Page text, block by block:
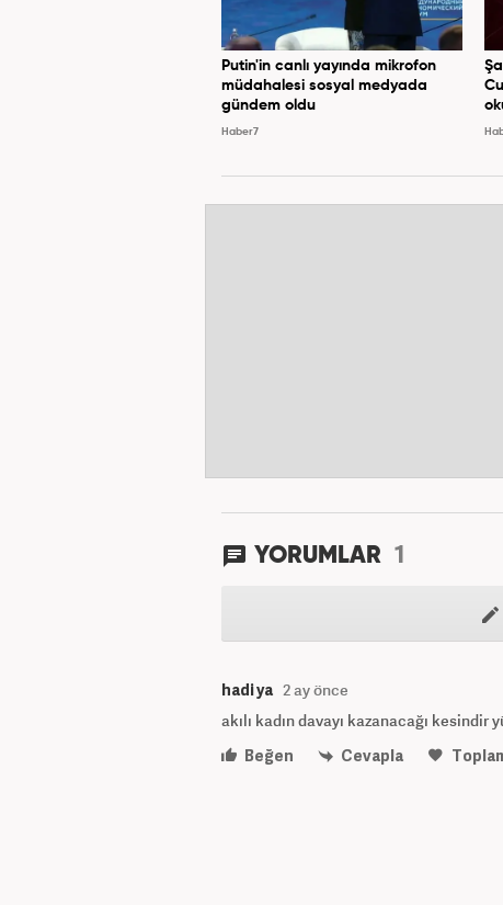
Putin'in canlı yayında mikrofon
müdahalesi sosyal medyada
gündem oldu
Haber7
YORUMLAR 1
hadi ya 2 ay önce
akılı kadın davayı kazanacağı
Beğen
Cevapla